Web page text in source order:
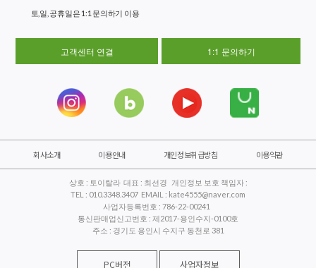
토,일, 공휴일은 1:1 문의하기 이용
고객센터 연결 1:1 문의하기
회사소개 이용안내 개인정보취급방침 이용약관
상호 : 토이랄라 대표 : 최선경 개인정보 보호 책임자 :
TEL : 010.3348.3407 EMAIL : kate4555@naver.com
사업자등록번호 : 786-22-00241
통신판매업신고번호 : 제2017-용인수지-0100호
주소 : 경기도 용인시 수지구 동천로 381
PC버전 사업자정보